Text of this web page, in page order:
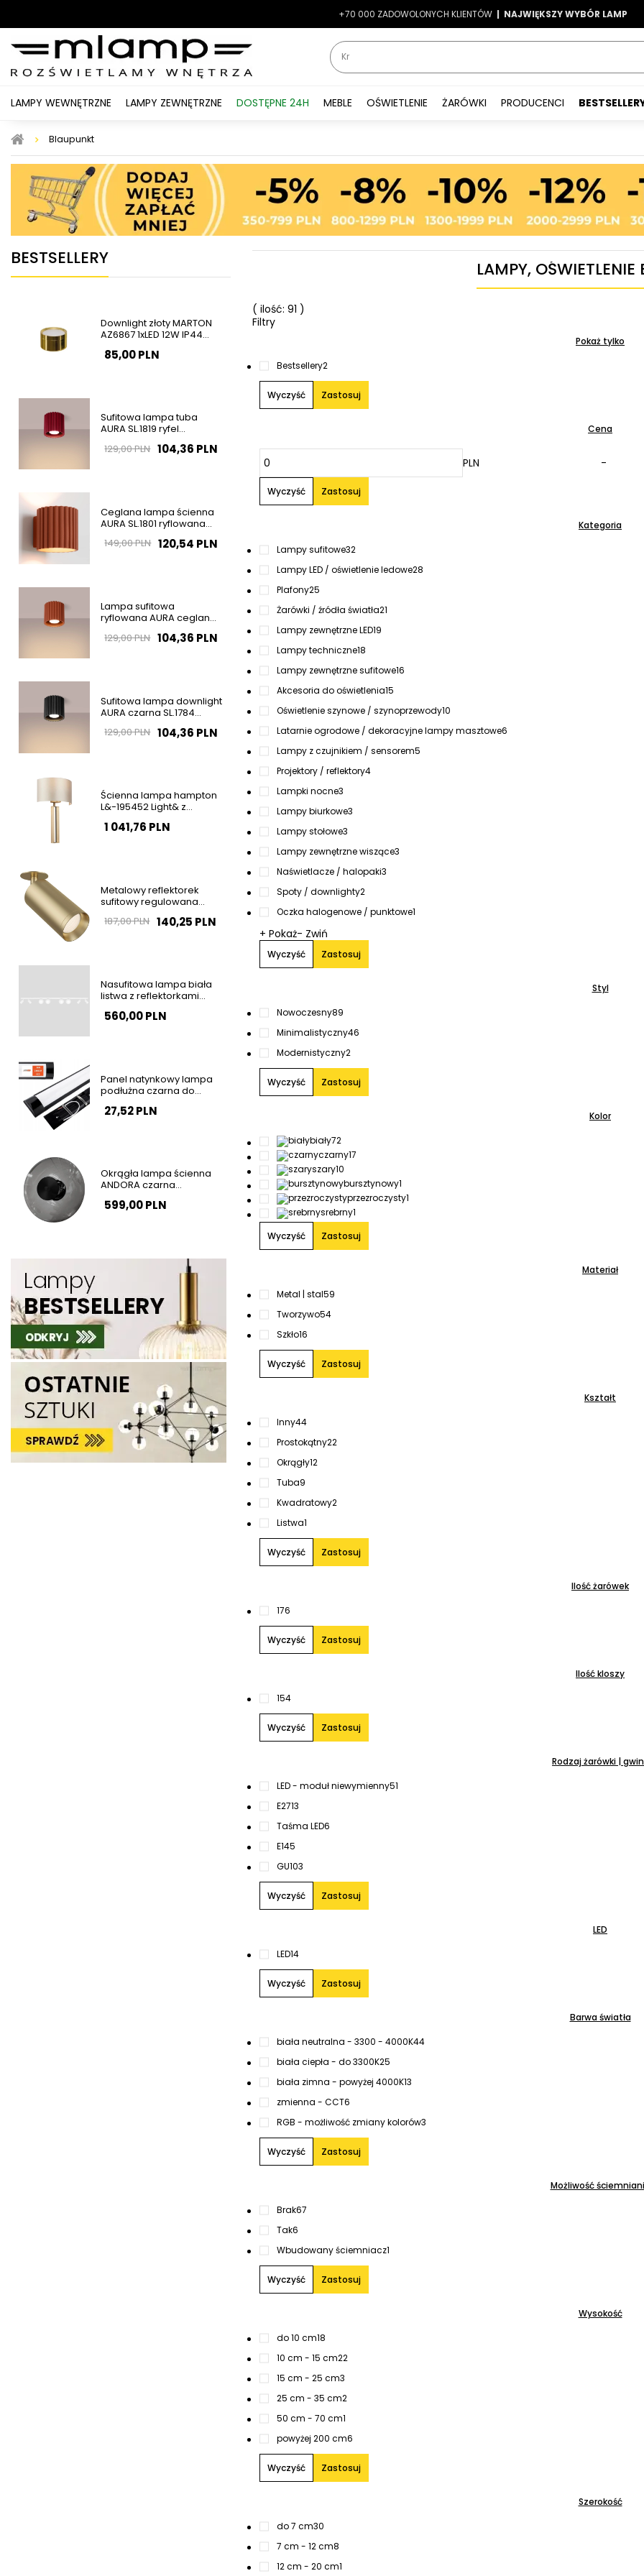
-7% LATO7
+70 000 ZADOWOLONYCH KLIENTÓW | NAJWIĘKSZY WYBÓR LAMP
| |
LAMPY WEWNĘTRZNE LAMPY ZEWNĘTRZNE DOSTĘPNE 24H MEBLE OŚWIETLENIE ŻARÓWKI PRODUCENCI
Blaupunkt
BESTSELLERY
Downlight złoty MARTON
AZ6867 1xLED 12W IP44
85,00 PLN
Sufitowa lampa tuba
AURA SL.1819 ryfel
104,36 PLN
129,00 PLN
Ceglana lampa ścienna
AURA SL.1801 ryflowana
120,54 PLN
149,00 PLN
Lampa sufitowa
ryflowana AURA ceglana
104,36 PLN
129,00 PLN
Sufitowa lampa downlight
AURA czarna SL.1784
104,36 PLN
129,00 PLN
Ścienna lampa hampton
L&-195452 Light& z
OUTLET
1 041,76 PLN
Metalowy reflektorek
sufitowy regulowana
140,25 PLN
187,00 PLN
Nasufitowa lampa biała
listwa z reflektorkami
sypialni K-5498
560,00 PLN
Panel natynkowy lampa
podłużna czarna do
barwa neutralna SLP2934
27,52 PLN
Okrągła lampa ścienna
ANDORA czarna
3000K szkalna
599,00 PLN
LAMPY, OŚWIETLENIE
( ilość: 91 )
Filtry
Pokaż tylko
Bestsellery2
Wyczyść Zastosuj
Cena
PLN -
Wyczyść Zastosuj
Kategoria
Lampy sufitowe32
Lampy LED / oświetlenie ledowe28
Plafony25
Żarówki / źródła światła21
Lampy zewnętrzne LED19
Lampy techniczne18
Lampy zewnętrzne sufitowe16
Akcesoria do oświetlenia15
Oświetlenie szynowe / szynoprzewody10
Latarnie ogrodowe / dekoracyjne lampy masztowe6
Lampy z czujnikiem / sensorem5
Projektory / reflektory4
Lampki nocne3
Lampy biurkowe3
Lampy stołowe3
Lampy zewnętrzne wiszące3
Naświetlacze / halopaki3
Spoty / downlighty2
Oczka halogenowe / punktowe1
+ Pokaż- Zwiń
Wyczyść Zastosuj
Styl
Nowoczesny89
Minimalistyczny46
Modernistyczny2
Wyczyść Zastosuj
Kolor
biały72
czarny17
szary10
bursztynowy1
przezroczysty1
srebrny1
Wyczyść
Zastosuj
Materiał
Metal | stal59
Tworzywo54
Szkło16
Wyczyść Zastosuj
Kształt
Inny44
Prostokątny22
Okrągły12
Tuba9
Kwadratowy2
Listwa1
Wyczyść Zastosuj
Ilość żarówek
176
Wyczyść Zastosuj
Ilość kloszy
154
Wyczyść Zastosuj
Rodzaj żarówki |
LED - moduł niewymienny51
E2713
Taśma LED6
E145
GU103
Wyczyść Zastosuj
LED
LED14
Wyczyść Zastosuj
Barwa światła
biała neutralna - 3300 - 4000K44
biała ciepła - do 3300K25
biała zimna - powyżej 4000K13
zmienna - CCT6
RGB - możliwość zmiany kolorów3
Wyczyść Zastosuj
Możliwość
Brak67
Tak6
Wbudowany ściemniacz1
Wyczyść Zastosuj
Wysokość
do 10 cm18
10 cm - 15 cm22
15 cm - 25 cm3
25 cm - 35 cm2
50 cm - 70 cm1
powyżej 200 cm6
Wyczyść Zastosuj
Szerokość
do 7 cm30
7 cm - 12 cm8
12 cm - 20 cm1